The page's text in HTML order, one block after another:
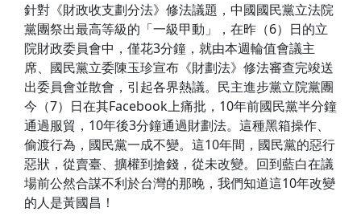
針對《財政收支劃分法》修法議題，中國國民黨立法院
黨團祭出最高等級的「一級甲動」，在昨（6）日的立
院財政委員會中，僅花3分鐘，就由本週輪值會議主
席、國民黨立委陳玉珍宣布《財劃法》修法審查完竣送
出委員會並散會，引起各界熱議。民主進步黨立院黨團
今（7）日在其Facebook上痛批，10年前國民黨半分鐘
通過服貿，10年後3分鐘通過財劃法。這種黑箱操作、
偷渡行為，國民黨一成不變。這10年間，國民黨的惡行
惡狀，從賣臺、擴權到搶錢，從未改變。回到藍白在議
場前公然合謀不利於台灣的那晚，我們知道這10年改變
的人是黃國昌！